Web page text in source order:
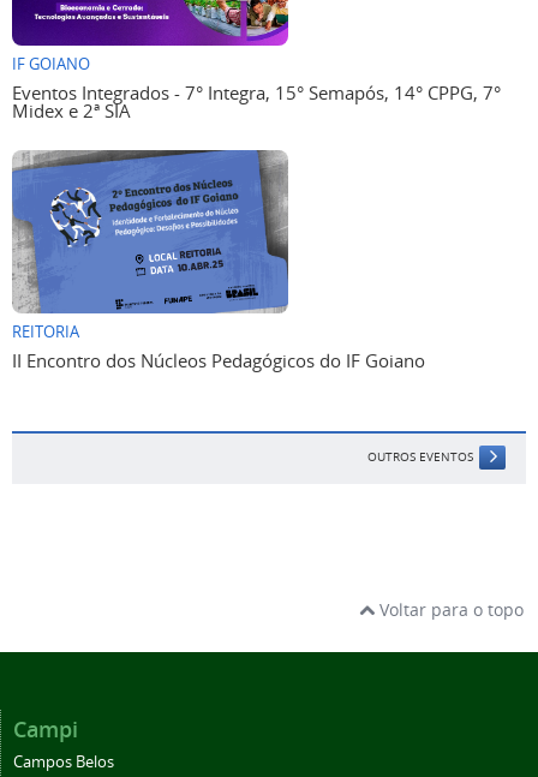
IF GOIANO
Eventos Integrados - 7° Integra, 15° Semapós, 14° CPPG, 7°
Midex e 2ª SIA
REITORIA
II Encontro dos Núcleos Pedagógicos do IF Goiano
OUTROS EVENTOS
Voltar para o topo
Campi
Campos Belos